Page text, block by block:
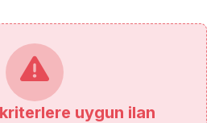
kriterlere uygun ilan